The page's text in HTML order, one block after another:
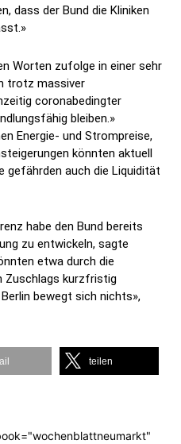
dass der Bund die Kliniken
Worten zufolge in einer sehr
trotz massiver
coronabedingter
bleiben.»
Energie- und Strompreise,
könnten aktuell
gefährden auch die Liquidität
habe den Bund bereits
zu entwickeln, sagte
etwa durch die
Zuschlags kurzfristig
bewegt sich nichts»,
teilen